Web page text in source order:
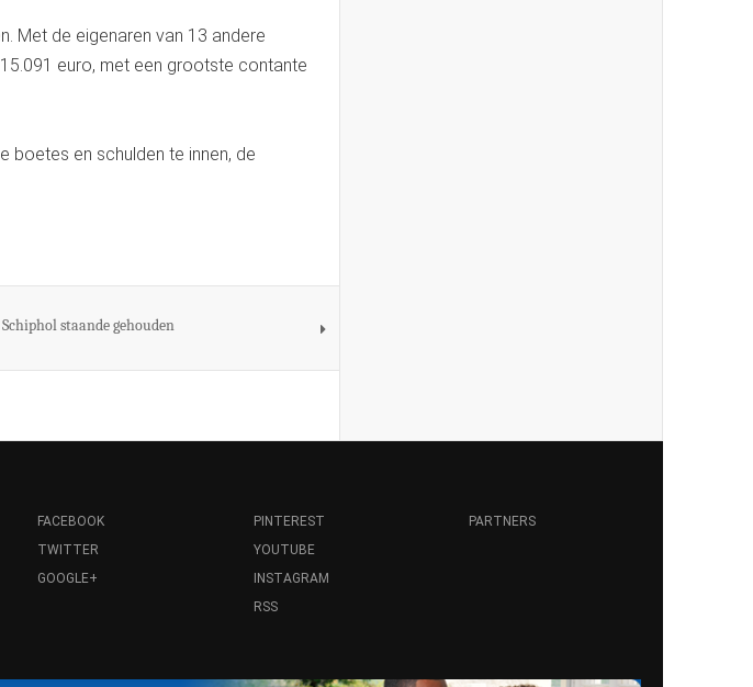
Met de eigenaren van 13 andere
euro, met een grootste contante
boetes en schulden te innen, de
staande gehouden
FACEBOOK
TWITTER
GOOGLE+
PINTEREST
YOUTUBE
INSTAGRAM
RSS
PARTNERS